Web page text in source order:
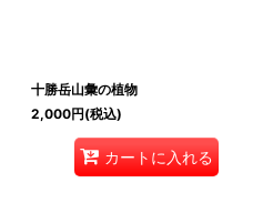
十勝岳山彙の植物
2,000円(税込)
カートに入れる